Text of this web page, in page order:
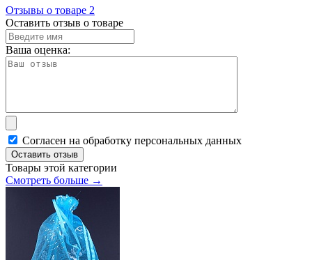
Отзывы о товаре 2
Оставить отзыв о товаре
Ваша оценка:
Согласен на обработку персональных данных
Оставить отзыв
Товары этой категории
Смотреть больше →